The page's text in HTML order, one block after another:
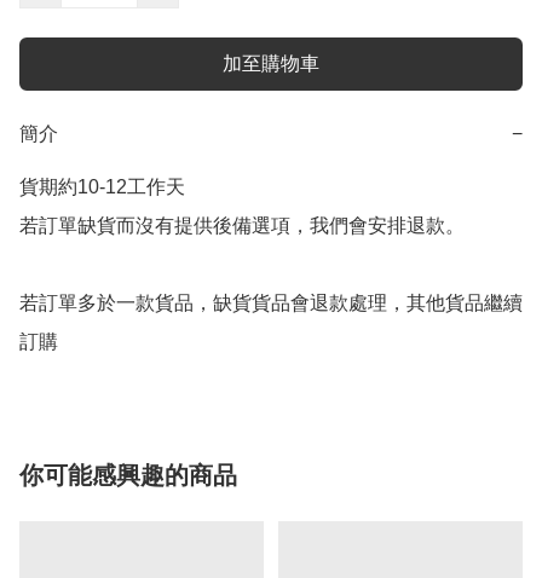
加至購物車
簡介 −
貨期約10-12工作天
若訂單缺貨而沒有提供後備選項，我們會安排退款。
若訂單多於一款貨品，缺貨貨品會退款處理，其他貨品繼續
你可能感興趣的商品